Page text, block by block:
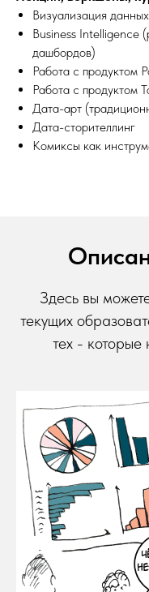
Визуализация данных
Business Intelligence
дашбордов)
Работа с продуктом
Работа с продуктом
Дата-арт
Дата-сторителлинг
Комиксы как
Здесь вы
текущих
тех - которые